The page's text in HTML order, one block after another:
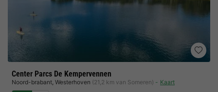
Center Parcs De Kempervennen
Noord-brabant, Westerhoven (21,2 km van Someren) Kaart